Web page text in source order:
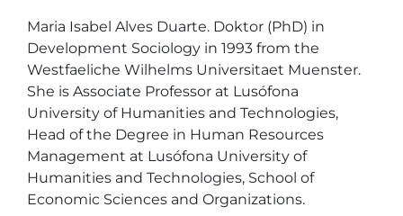
Maria Isabel Alves Duarte. Doktor (PhD) in
Development Sociology in 1993 from the
Westfaeliche Wilhelms Universitaet Muenster.
She is Associate Professor at Lusófona
University of Humanities and Technologies,
Head of the Degree in Human Resources
Management at Lusófona University of
Humanities and Technologies, School of
Economic Sciences and Organizations.